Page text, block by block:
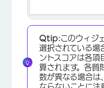
Qtip:このウィジ
選択されている場
ントスコアは各項
算されます。各質
数が異なる場合は
ならないことに注